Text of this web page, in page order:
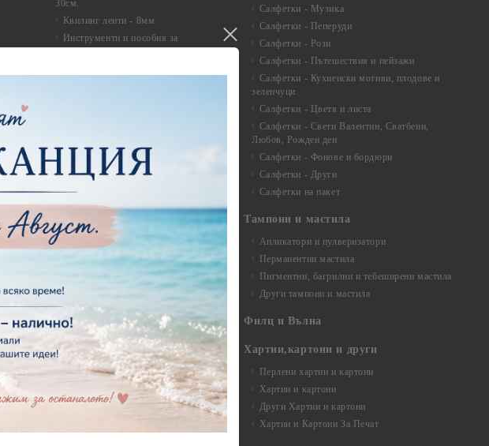
30см.
Квилинг ленти - 8мм
Инструменти и пособия за
Комплекти за декорация
Лепящи ленти
3D Повдигащи квадратчета и
ленти
Магнити
Силикон
Фото ъгли
Макраме Основи - до 6,00 см
Макраме Основи - 7,00 - 15,00 см
Макраме Основи - над 15,00 см
Макраме - Други материали
Опаковки
Мебелен обков и аксесоари
Салфетки - Музика
Салфетки - Пеперуди
Салфетки - Рози
Салфетки - Пътешествия и пейзажи
Салфетки - Кухненски мотиви, плодове и
зеленчуци
Салфетки - Цветя и листа
Салфетки - Свети Валентин, Сватбени,
Любов, Рожден ден
Салфетки - Фонове и бордюри
Салфетки - Други
Салфетки на пакет
Тампони и мастила
Апликатори и пулверизатори
Перманентни мастила
Пигментни, багрилни и тебеширени мастила
Други тампони и мастила
Филц и Вълна
Хартии,картони и други
Перлени хартии и картони
Хартии и картони
Други Хартии и картони
Хартии и Картони За Печат